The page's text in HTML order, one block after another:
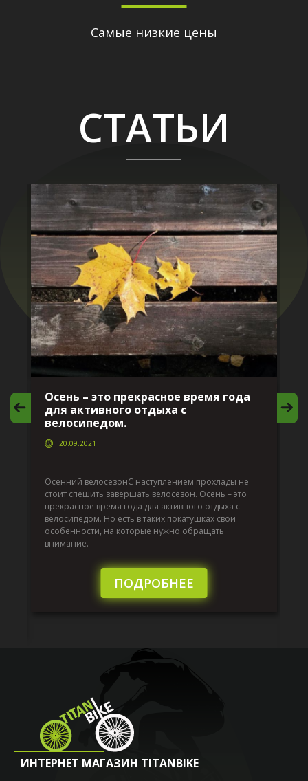
Самые низкие цены
СТАТЬИ
Осень – это прекрасное время года
для активного отдыха с
велосипедом.
20.09.2021
Осенний велосезонС наступлением прохлады не
стоит спешить завершать велосезон. Осень – это
прекрасное время года для активного отдыха с
велосипедом. Но есть в таких покатушках свои
особенности, на которые нужно обращать
внимание.
ПОДРОБНЕЕ
ИНТЕРНЕТ МАГАЗИН TITANBIKE